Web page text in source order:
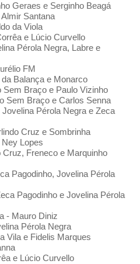
Geraes e Serginho Beagá
Santana
da Viola
e Lúcio Curvello
Pérola Negra, Labre e
FM
Balança e Monarco
Braço e Paulo Vizinho
Sem Braço e Carlos Senna
Pérola Negra e Zeca
Cruz e Sombrinha
Lopes
Freneco e Marquinho
Pagodinho, Jovelina Pérola
Pagodinho e Jovelina Pérola
- Mauro Diniz
Pérola Negra
Vila e Fidelis Marques
e Lúcio Curvello